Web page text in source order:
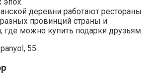
деревни работают рестораны
провинций страны и
где можно купить подарки друзьям.
55.